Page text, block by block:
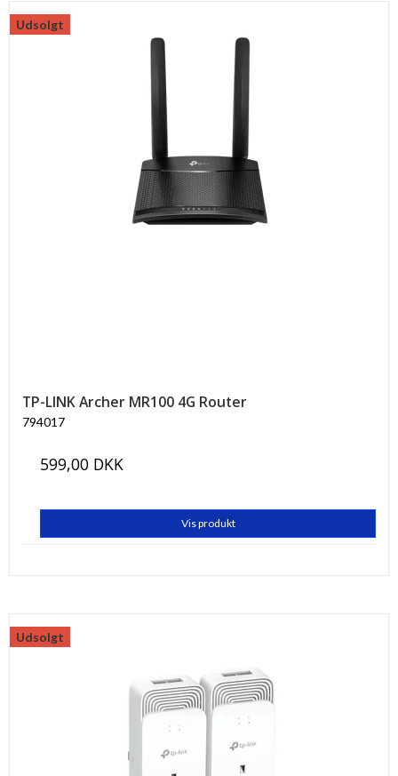
Udsolgt
TP-LINK Archer MR100 4G Router
794017
599,00 DKK
Vis produkt
Udsolgt